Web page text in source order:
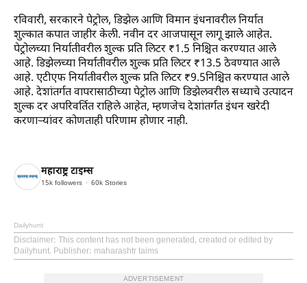
रविवारी, सरकारने पेट्रोल, डिझेल आणि विमान इंधनावरील निर्यात
शुल्कात कपात जाहीर केली. नवीन दर आजपासून लागू झाले आहेत.
पेट्रोलच्या निर्यातीवरील शुल्क प्रति लिटर ₹1.5 निश्चित करण्यात आले
आहे. डिझेलच्या निर्यातीवरील शुल्क प्रति लिटर ₹13.5 ठेवण्यात आले
आहे. एटीएफ निर्यातीवरील शुल्क प्रति लिटर ₹9.5निश्चित करण्यात आले
आहे. देशांतर्गत वापरासाठीच्या पेट्रोल आणि डिझेलवरील सध्याचे उत्पादन
शुल्क दर अपरिवर्तित राहिले आहेत, म्हणजेच देशांतर्गत इंधन खरेदी
करणाऱ्यांवर कोणताही परिणाम होणार नाही.
महाराष्ट्र टाइम्स
15k followers 60k Stories
Dailyhunt
Disclaimer: This content has not been generated, created or edited by
Dailyhunt. Publisher: maharashtr taims
ADVERTISEMENT